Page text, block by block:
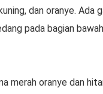
dan oranye. Ada
pada bagian
merah oranye dan